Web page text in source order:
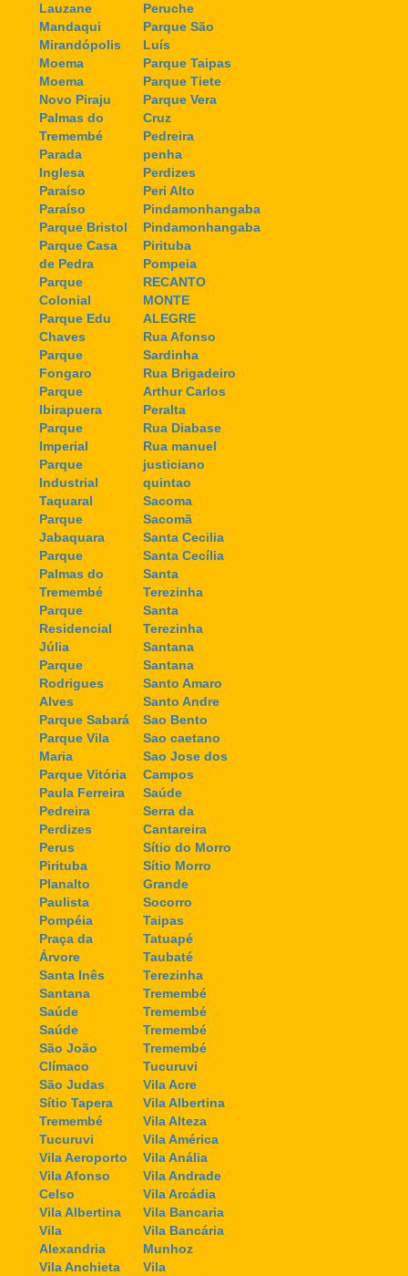
Lauzane
Mandaqui
Mirandópolis
Moema
Moema
Novo Piraju
Palmas do
Tremembé
Parada
Inglesa
Paraíso
Paraíso
Parque Bristol
Parque Casa
de Pedra
Parque
Colonial
Parque Edu
Chaves
Parque
Fongaro
Parque
Ibirapuera
Parque
Imperial
Parque
Industrial
Taquaral
Parque
Jabaquara
Parque
Palmas do
Tremembé
Parque
Residencial
Júlia
Parque
Rodrigues
Alves
Parque Sabará
Parque Vila
Maria
Parque Vitória
Paula Ferreira
Pedreira
Perdizes
Perus
Pirituba
Planalto
Paulista
Pompéia
Praça da
Árvore
Santa Inês
Santana
Saúde
Saúde
São João
Clímaco
São Judas
Sítio Tapera
Tremembé
Tucuruvi
Vila Aeroporto
Vila Afonso
Celso
Vila Albertina
Vila
Alexandria
Vila Anchieta
Peruche
Parque São
Luís
Parque Taipas
Parque Tiete
Parque Vera
Cruz
Pedreira
penha
Perdizes
Peri Alto
Pindamonhangaba
Pindamonhangaba
Pirituba
Pompeia
RECANTO
MONTE
ALEGRE
Rua Afonso
Sardinha
Rua Brigadeiro
Arthur Carlos
Peralta
Rua Diabase
Rua manuel
justiciano
quintao
Sacoma
Sacomã
Santa Cecilia
Santa Cecília
Santa
Terezinha
Santa
Terezinha
Santana
Santana
Santo Amaro
Santo Andre
Sao Bento
Sao caetano
Sao Jose dos
Campos
Saúde
Serra da
Cantareira
Sítio do Morro
Sítio Morro
Grande
Socorro
Taipas
Tatuapé
Taubaté
Terezinha
Tremembé
Tremembé
Tremembé
Tremembé
Tucuruvi
Vila Acre
Vila Albertina
Vila Alteza
Vila América
Vila Anália
Vila Andrade
Vila Arcádia
Vila Bancaria
Vila Bancária
Munhoz
Vila